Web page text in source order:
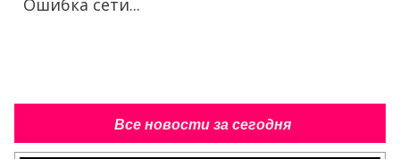
Ошибка сети...
Все новости за сегодня